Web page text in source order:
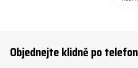
Objednejte klidně po